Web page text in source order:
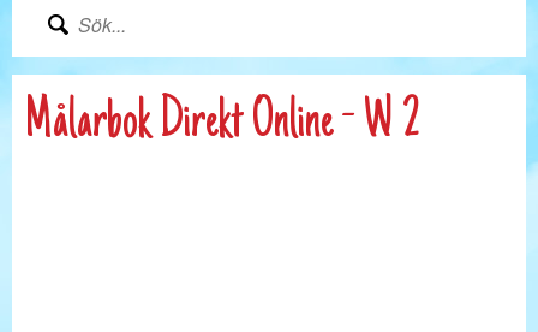
Målarbok Direkt Online - W 2